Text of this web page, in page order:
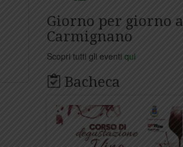
Giorno per giorno a
Carmignano
Scopri tutti gli eventi qui
Bacheca